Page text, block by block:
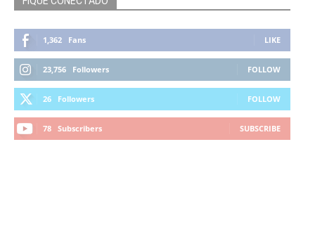
1,362 Fans LIKE
23,756 Followers FOLLOW
26 Followers FOLLOW
78 Subscribers SUBSCRIBE